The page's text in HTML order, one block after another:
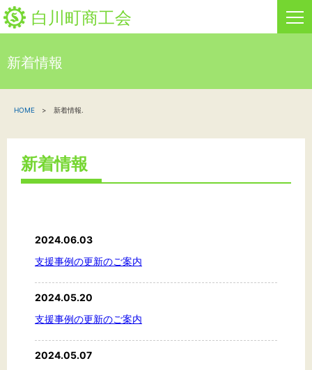
白川町商工会
関係機関の方へ
「しらか」白川町地域ポイント通貨
新着情報
HOME 新着情報.
新着情報
2024.06.03
支援事例の更新のご案内
2024.05.20
支援事例の更新のご案内
2024.05.07